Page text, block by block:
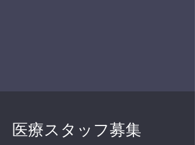
医療スタッフ募集